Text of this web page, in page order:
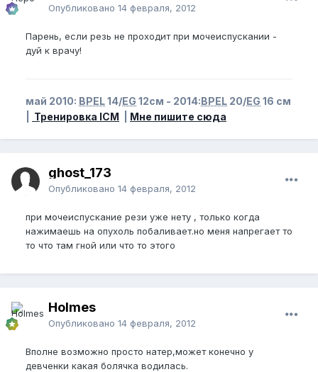
Опубликовано 14 февраля, 2012
Парень, если резь не проходит при мочеиспускании -
дуй к врачу!
май 2010: BPEL14/EG 12см - 2014:BPEL 20/EG 16 см
Тренировка ICM Мне пишите сюда
ghost_173
Опубликовано 14 февраля, 2012
при мочеиспускание рези уже нету , только когда
нажимаешь на опухоль побаливает.но меня напрегает то
то что там гной или что то этого
Holmes
Опубликовано 14 февраля, 2012
Вполне возможно просто натер,может конечно у
девченки какая болячка водилась.